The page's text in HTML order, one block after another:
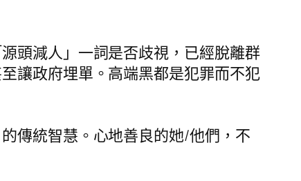
頭減人」一詞是否歧視，已經脫離群
讓政府埋單。高端黑都是犯罪而不犯
傳統智慧。心地善良的她/他們，不